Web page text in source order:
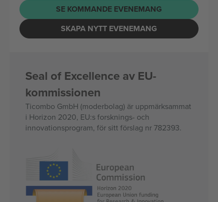
SE KOMMANDE EVENEMANG
SKAPA NYTT EVENEMANG
Seal of Excellence av EU-
kommissionen
Ticombo GmbH (moderbolag) är uppmärksammat
i Horizon 2020, EU:s forsknings- och
innovationsprogram, för sitt förslag nr 782393.